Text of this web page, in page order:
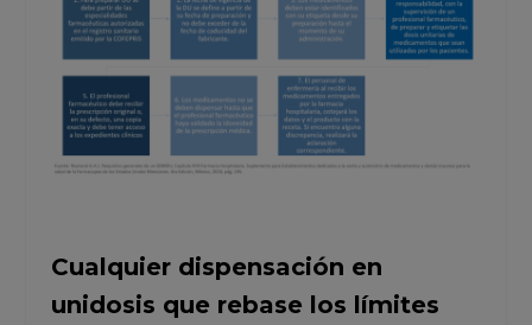
Cualquier dispensación en
unidosis que rebase los límites